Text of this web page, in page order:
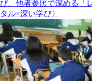
び、他者参照で深める「
タル×深い学び〉